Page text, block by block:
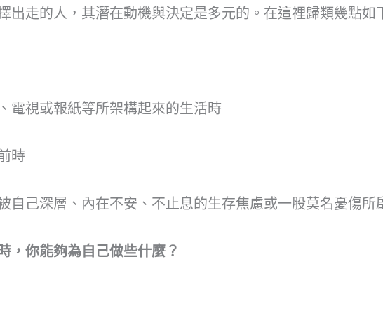
出走的人，其潛在動機與決定是多元的。在這裡歸類幾點如
電視或報紙等所架構起來的生活時
時
己深層、內在不安、不止息的生存焦慮或一股莫名憂傷所
，你能夠為自己做些什麼？